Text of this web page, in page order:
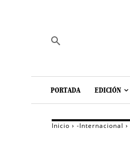
PORTADA EDICIÓN
Inicio -Internacional